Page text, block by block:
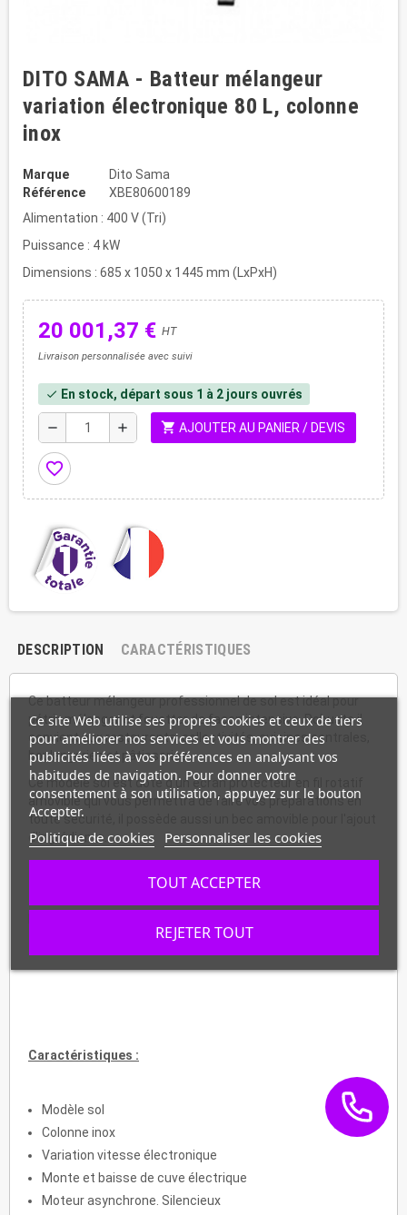
DITO SAMA - Batteur mélangeur
variation électronique 80 L, colonne
inox
Marque
Dito Sama
Référence
XBE80600189
Alimentation : 400 V (Tri)
Puissance : 4 kW
Dimensions : 685 x 1050 x 1445 mm (LxPxH)
20 001,37 € HT
Livraison personnalisée avec suivi
check En stock, départ sous 1 à 2 jours ouvrés
remove add shopping_cart AJOUTER AU PANIER / DEVIS
favorite_border
DESCRIPTION CARACTÉRISTIQUES
Ce batteur mélangeur professionnel de sol est idéal pour
pétrir, mélanger et fouetter de façon intensive. Robuste il
convient aux restaurants, collectivités, cuisines centrales,
boulangeries et pâtisseries.
Ce modèle sol est doté d'un écran protecteur en fil rotatif
amovible qui vous permettra de faire vos préparations en
toute sécurité, il possède aussi un bec amovible pour l'ajout
d'ingrédients.
Caractéristiques :
Modèle sol
Colonne inox
Variation vitesse électronique
Monte et baisse de cuve électrique
Moteur asynchrone. Silencieux
Ce site Web utilise ses propres cookies et ceux de tiers
pour améliorer nos services et vous montrer des
publicités liées à vos préférences en analysant vos
habitudes de navigation. Pour donner votre
consentement à son utilisation, appuyez sur le bouton
Accepter.
Politique de cookies Personnaliser les cookies
REJETER TOUT
TOUT ACCEPTER